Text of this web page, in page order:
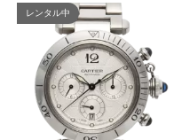
レンタル中